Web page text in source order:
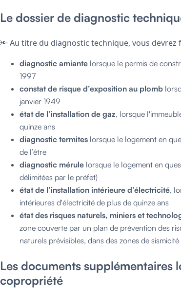
Le dossier de diagnostic
🔦 Au titre du diagnostic technique, vous
diagnostic amiante lorsque le permis de
1997
constat de risque d’exposition au plomb
janvier 1949
état de l’installation de gaz, lorsque
quinze ans
diagnostic termites lorsque le logement en
de l’être
diagnostic mérule lorsque le logement en
délimitées par le préfet)
état de l’installation intérieure d’électricité,
intérieures d'électricité de plus de quinze ans
état des risques naturels, miniers et
zone couverte par un plan de prévention des
naturels prévisibles, dans des zones de
Les documents supplémentaires
copropriété